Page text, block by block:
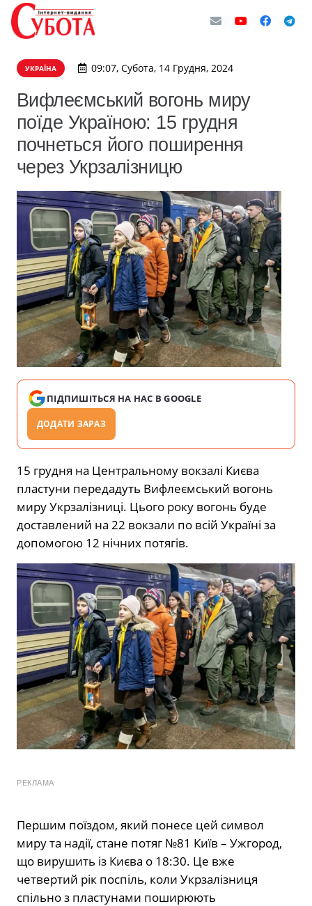
УКРАЇНА 09:07, Субота, 14 Грудня, 2024
Вифлеємський вогонь миру
поїде Україною: 15 грудня
почнеться його поширення
через Укрзалізницю
ПІДПИШІТЬСЯ НА НАС В GOOGLE
ДОДАТИ ЗАРАЗ
15 грудня на Центральному вокзалі Києва
пластуни передадуть Вифлеємський вогонь
миру Укрзалізниці. Цього року вогонь буде
доставлений на 22 вокзали по всій Україні за
допомогою 12 нічних потягів.
РЕКЛАМА
Першим поїздом, який понесе цей символ
миру та надії, стане потяг №81 Київ – Ужгород,
що вирушить із Києва о 18:30. Це вже
четвертий рік поспіль, коли Укрзалізниця
спільно з пластунами поширюють